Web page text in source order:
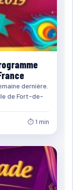
dernière.
de Fort-de-
⏱ 1 min